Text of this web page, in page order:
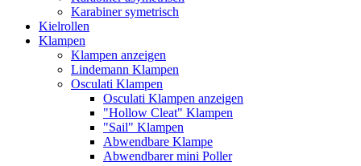
Karabiner symetrisch
Kielrollen
Klampen
Klampen anzeigen
Lindemann Klampen
Osculati Klampen
Osculati Klampen anzeigen
"Hollow Cleat" Klampen
"Sail" Klampen
Abwendbare Klampe
Abwendbarer mini Poller